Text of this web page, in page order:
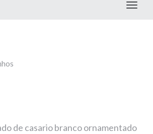
de casario branco ornamentado